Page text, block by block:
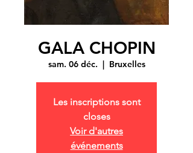
GALA CHOPIN
sam. 06 déc.
  |
Bruxelles
Les inscriptions sont
closes
Voir d'autres
événements